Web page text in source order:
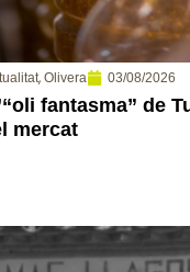
, Olivera 03/08/2026
fantasma” de
mercat